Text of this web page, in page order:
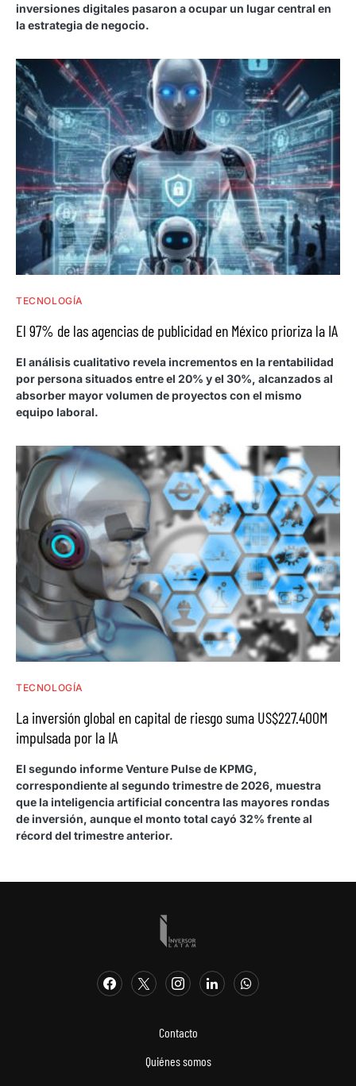
inversiones digitales pasaron a ocupar un lugar central en
la estrategia de negocio.
TECNOLOGÍA
El 97% de las agencias de publicidad en México prioriza la IA
El análisis cualitativo revela incrementos en la rentabilidad
por persona situados entre el 20% y el 30%, alcanzados al
absorber mayor volumen de proyectos con el mismo
equipo laboral.
TECNOLOGÍA
La inversión global en capital de riesgo suma US$227.400M
impulsada por la IA
El segundo informe Venture Pulse de KPMG,
correspondiente al segundo trimestre de 2026, muestra
que la inteligencia artificial concentra las mayores rondas
de inversión, aunque el monto total cayó 32% frente al
récord del trimestre anterior.
Contacto
Quiénes somos